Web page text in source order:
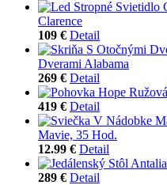
Clarence
109 € Detail
Dverami Alabama
269 € Detail
419 € Detail
Mavie, 35 Hod.
12.99 € Detail
289 € Detail